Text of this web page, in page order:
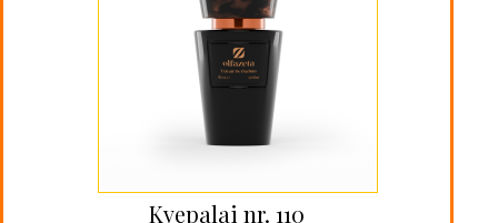
Kvepalai nr. 110